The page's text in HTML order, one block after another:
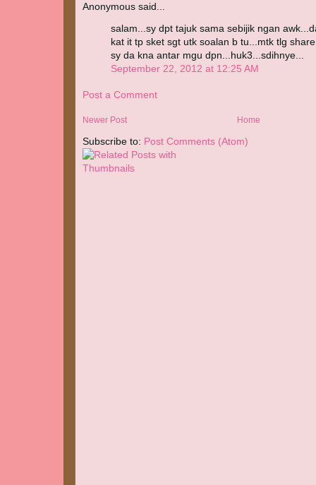
Anonymous said...
salam...sy dpt tajuk sama sebijik ngan
kat it tp sket sgt utk soalan b tu...mtk tlg
sy da kna antar mgu dpn...huk3...sdihnye...
September 22, 2012 at 12:25 AM
Post a Comment
Newer Post Home
Subscribe to: Post Comments (Atom)